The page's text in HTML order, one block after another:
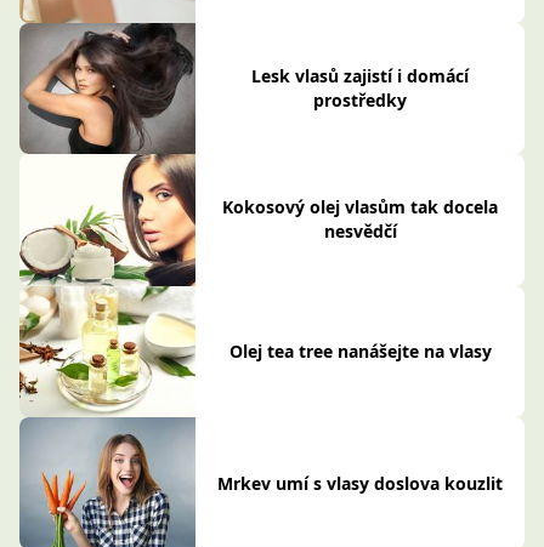
Lesk vlasů zajistí i domácí
prostředky
Kokosový olej vlasům tak docela
nesvědčí
Olej tea tree nanášejte na vlasy
Mrkev umí s vlasy doslova kouzlit